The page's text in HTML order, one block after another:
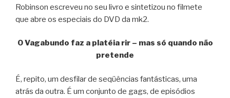
Robinson escreveu no seu livro e sintetizou no filmete
que abre os especiais do DVD da mk2.
O Vagabundo faz a platéia rir – mas só quando não
pretende
É, repito, um desfilar de seqüências fantásticas, uma
atrás da outra. É um conjunto de gags, de episódios